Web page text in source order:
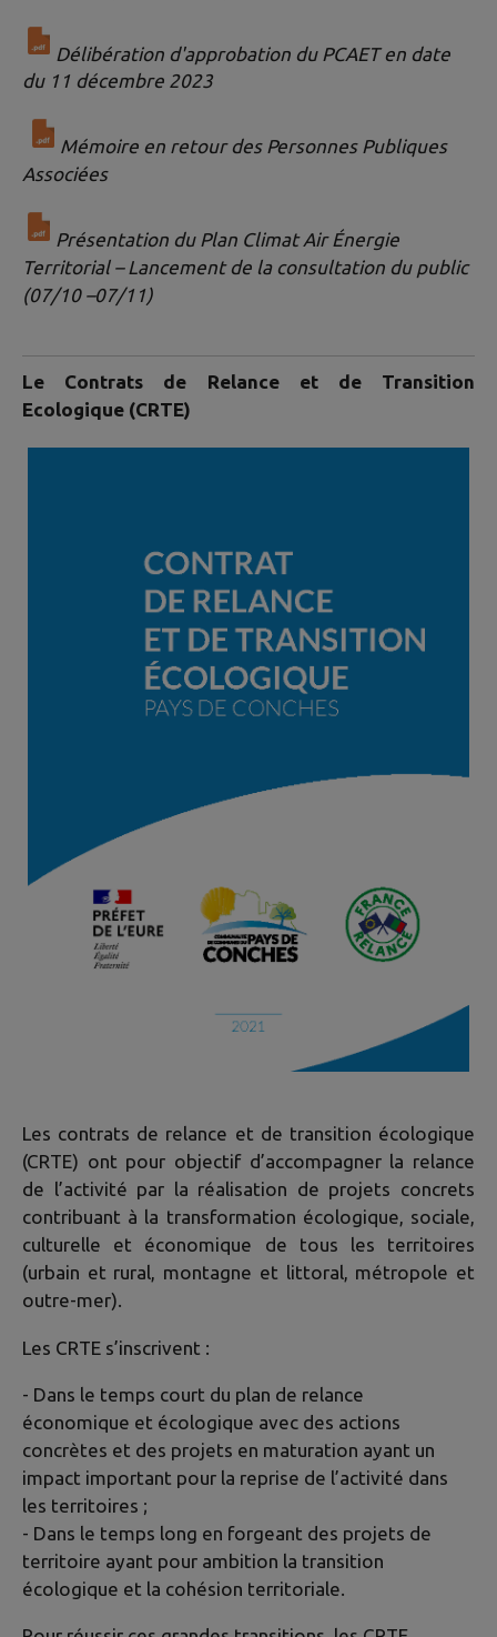
Délibération d'approbation du PCAET en date
du 11 décembre 2023
Mémoire en retour des Personnes Publiques
Associées
Présentation du Plan Climat Air Énergie
Territorial – Lancement de la consultation du public
(07/10 –07/11)
Le Contrats de Relance et de Transition
Ecologique (CRTE)
Les contrats de relance et de transition écologique
(CRTE) ont pour objectif d’accompagner la relance
de l’activité par la réalisation de projets concrets
contribuant à la transformation écologique, sociale,
culturelle et économique de tous les territoires
(urbain et rural, montagne et littoral, métropole et
outre-mer).
Les CRTE s’inscrivent :
- Dans le temps court du plan de relance
économique et écologique avec des actions
concrètes et des projets en maturation ayant un
impact important pour la reprise de l’activité dans
les territoires ;
- Dans le temps long en forgeant des projets de
territoire ayant pour ambition la transition
écologique et la cohésion territoriale.